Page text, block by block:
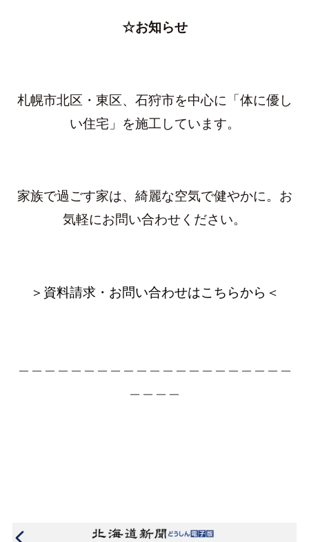
☆お知らせ
札幌市北区・東区、石狩市を中心に「体に優し
い住宅」を施工しています。
家族で過ごす家は、綺麗な空気で健やかに。お
気軽にお問い合わせください。
＞資料請求・お問い合わせはこちらから＜